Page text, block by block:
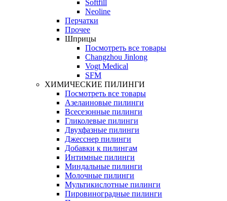
Softfill
Neoline
Перчатки
Прочее
Шприцы
Посмотреть все товары
Changzhou Jinlong
Vogt Medical
SFM
ХИМИЧЕСКИЕ ПИЛИНГИ
Посмотреть все товары
Азелаиновые пилинги
Всесезонные пилинги
Гликолевые пилинги
Двухфазные пилинги
Джесснер пилинги
Добавки к пилингам
Интимные пилинги
Миндальные пилинги
Молочные пилинги
Мультикислотные пилинги
Пировиноградные пилинги